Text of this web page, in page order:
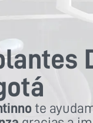
te